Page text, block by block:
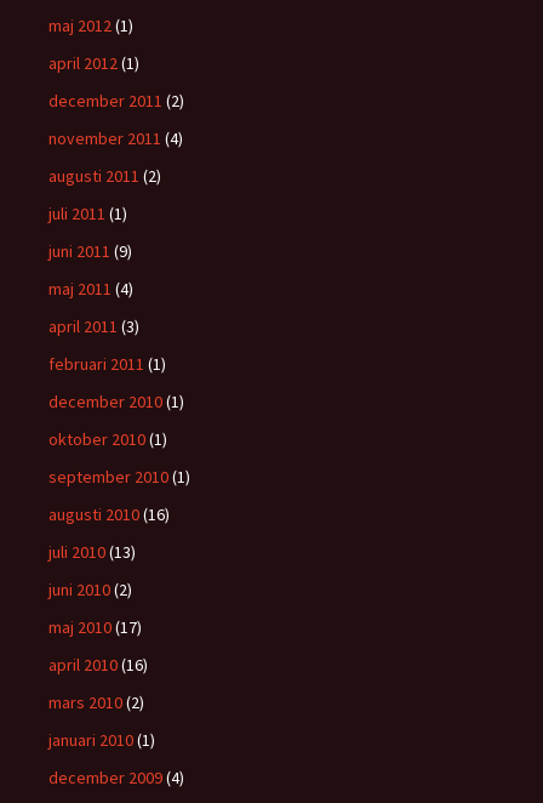
maj 2012(1)
april 2012(1)
december 2011 (2)
november 2011 (4)
augusti 2011 (2)
juli 2011 (1)
juni 2011 (9)
maj 2011 (4)
april 2011 (3)
februari 2011 (1)
december 2010(1)
oktober 2010(1)
september 2010(1)
augusti 2010(16)
juli 2010(13)
juni 2010(2)
maj 2010(17)
april 2010(16)
mars 2010(2)
januari 2010(1)
december 2009(4)